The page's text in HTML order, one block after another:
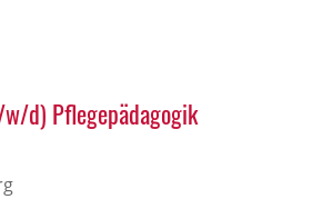
d) Pflegepädagogik